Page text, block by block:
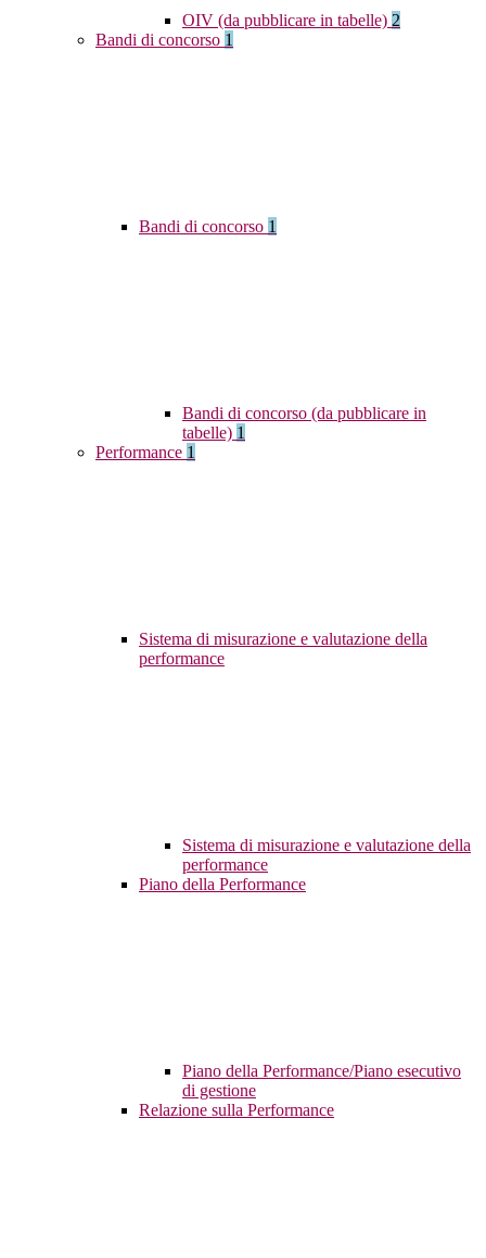
OIV (da pubblicare in tabelle) 2
Bandi di concorso 1
Bandi di concorso 1
Bandi di concorso (da pubblicare in
tabelle) 1
Performance 1
Sistema di misurazione e valutazione della
performance
Sistema di misurazione e valutazione della
performance
Piano della Performance
Piano della Performance/Piano esecutivo
di gestione
Relazione sulla Performance